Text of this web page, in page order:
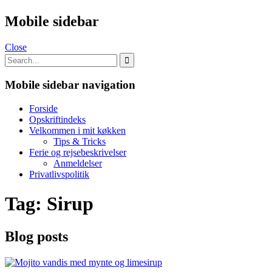
Mobile sidebar
Close
Mobile sidebar navigation
Forside
Opskriftindeks
Velkommen i mit køkken
Tips & Tricks
Ferie og rejsebeskrivelser
Anmeldelser
Privatlivspolitik
Tag: Sirup
Blog posts